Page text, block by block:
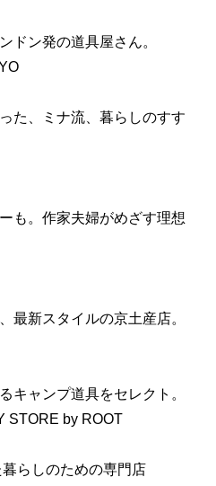
ドン発の道具屋さん。
た、ミナ流、暮らしのすす
も。作家夫婦がめざす理想
最新スタイルの京土産店。
キャンプ道具をセレクト。
STORE by ROOT
らしのための専門店